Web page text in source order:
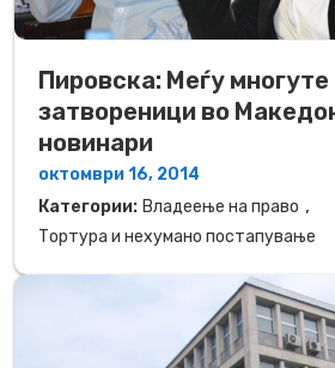
Пировска: Меѓу
затвореници во
новинари
октомври 16, 2014
Категории: Владеење на право ,
Тортура и нехумано постапување